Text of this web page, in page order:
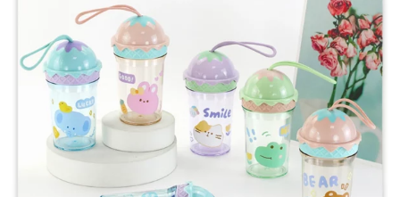
مداد تراش
اتود و نوک
روان نویس فانتزی
خودکار و خودکار فشاری
ماژیک ها
دفترچه یادداشت
استیکر
استیک نوت
خط کش و گونیا
کیف غذا
کوله پشتی
چسب
کاتر فانتزی
بوک مارک
ماشین حساب